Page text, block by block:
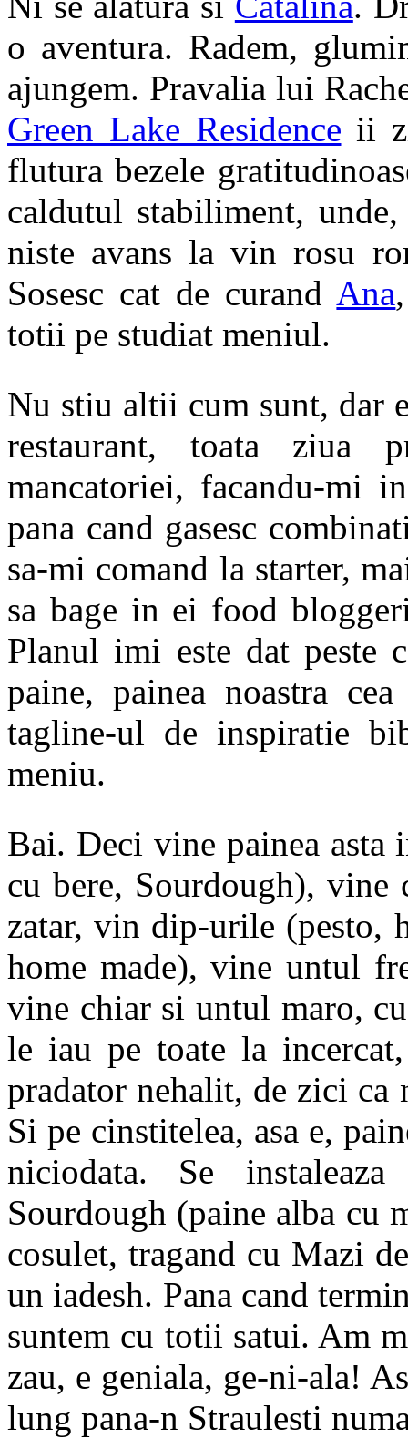
o aventura. Radem,
ajungem. Pravalia lui
Green Lake Residence ii
flutura bezele
caldutul stabiliment,
niste avans la vin rosu
Sosesc cat de curand Ana
totii pe studiat meniul.
Nu stiu altii cum sunt, dar
restaurant, toata ziua
mancatoriei, facandu-mi
pana cand gasesc
sa-mi comand la starter,
sa bage in ei food
Planul imi este dat peste
paine, painea noastra
tagline-ul de inspiratie
meniu.
Bai. Deci vine painea asta
cu bere, Sourdough), vine
zatar, vin dip-urile (pesto,
home made), vine untul
vine chiar si untul maro,
le iau pe toate la
pradator nehalit, de zici ca
Si pe cinstitelea, asa e,
niciodata. Se
Sourdough (paine alba cu
cosulet, tragand cu Mazi
un iadesh. Pana cand
suntem cu totii satui. Am
zau, e geniala, ge-ni-ala!
lung pana-n Straulesti